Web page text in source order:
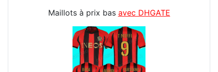
Maillots à prix bas avec DHGATE